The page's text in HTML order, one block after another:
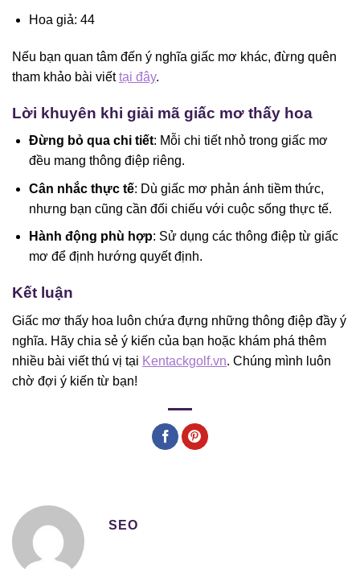
Hoa giả: 44
Nếu bạn quan tâm đến ý nghĩa giấc mơ khác, đừng quên
tham khảo bài viếttại đây.
Lời khuyên khi giải mã giấc mơ thấy hoa
Đừng bỏ qua chi tiết: Mỗi chi tiết nhỏ trong giấc mơ
đều mang thông điệp riêng.
Cân nhắc thực tế: Dù giấc mơ phản ánh tiềm thức,
nhưng bạn cũng cần đối chiếu với cuộc sống thực tế.
Hành động phù hợp: Sử dụng các thông điệp từ giấc
mơ để định hướng quyết định.
Kết luận
Giấc mơ thấy hoa luôn chứa đựng những thông điệp đầy ý
nghĩa. Hãy chia sẻ ý kiến của bạn hoặc khám phá thêm
nhiều bài viết thú vị tại Kentackgolf.vn. Chúng mình luôn
chờ đợi ý kiến từ bạn!
SEO